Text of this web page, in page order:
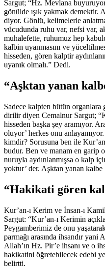
Sargut; “Hz. Mevlana
gönülde ışık yakmak demektir.
diyor. Gönlü, kelimelerle
vücudunda ruhu var, nefsi var,
muhalefette, ruhumuz hep
kalbin uyanmasını ve
hisseden, gören kalptir
uyanık olmalı.” Dedi.
“Aşktan yanan
Sadece kalpten bütün
dirilir diyen Cemalnur Sargut;
hisseden başka şey aramıyor.
oluyor’ herkes onu
kimdir? Sorusuna ben ile
budur. Ben ve manam en garip
nuruyla aydınlanmışsa o kalp
yoktur’ der. Aşktan yanan
“Hakikati gören
Kur’an-ı Kerim ve İnsan-ı
Sargut: “Kur’an-ı Kerimin
Peygamberimiz de onu
parmağı arasında ihsandır
Allah’ın Hz. Pir’e ihsanı ve o
hakikatini öğretebilecek edebi
belirtti.